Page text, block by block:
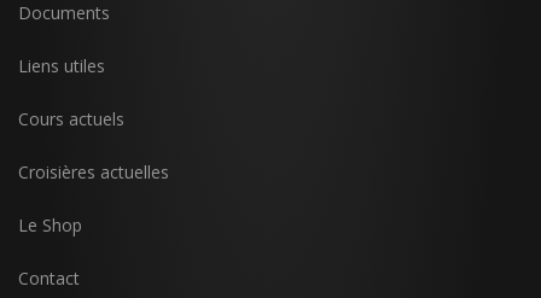
Documents
Liens utiles
Cours actuels
Croisières actuelles
Le Shop
Contact